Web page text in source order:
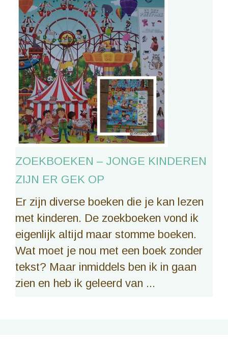
ZOEKBOEKEN – JONGE KINDEREN
ZIJN ER GEK OP
Er zijn diverse boeken die je kan lezen
met kinderen. De zoekboeken vond ik
eigenlijk altijd maar stomme boeken.
Wat moet je nou met een boek zonder
tekst? Maar inmiddels ben ik in gaan
zien en heb ik geleerd van ...